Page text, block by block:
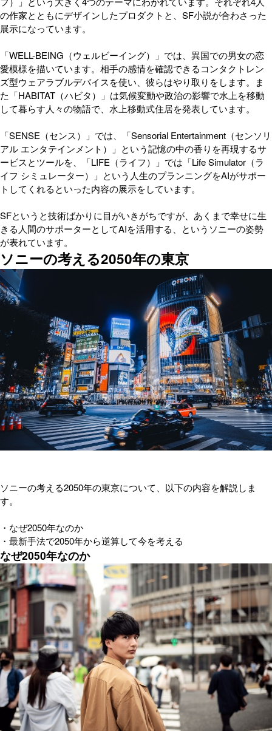
の作家とともにデザインしたプロダクトと、SF小説が合わさった
展示になっています。
「WELL-BEING（ウェルビーイング）」では、異国での男女の恋
愛模様を描いています。相手の感情を確認できるコンタクトレン
ズ型ウェアラブルデバイスを使い、彼らはやり取りをします。ま
た「HABITAT（ハビタ）」は気候変動や政治の影響で水上を移動
して暮らす人々の物語で、水上移動式住居を発表しています。
「SENSE（センス）」では、「Sensorial Entertainment（センソリ
アル エンタテインメント）」という記憶の中の香りを再現するサ
ービスとツールを、「LIFE（ライフ）」では「Life Simulator（ラ
イフ シミュレーター）」という人生のプランニングをAIがサポー
トしてくれるといった内容の展示をしています。
SFというと技術ばかりに目がいきがちですが、あくまで幸せに生
きる人間のサポーターとしてAIを活用する、というソニーの姿勢
が表れています。
ソニーの考える2050年の東京
ソニーの考える2050年の東京について、以下の内容を解説しま
す。
・なぜ2050年なのか
・最新手法で2050年から逆算して今を考える
なぜ2050年なのか